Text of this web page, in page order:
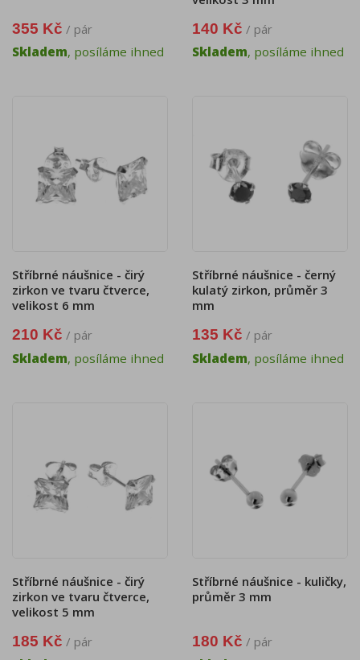
355 Kč / pár
Skladem, posíláme ihned
140 Kč / pár
Skladem, posíláme ihned
Stříbrné náušnice - čirý
zirkon ve tvaru čtverce,
velikost 6 mm
210 Kč / pár
Skladem, posíláme ihned
Stříbrné náušnice - černý
kulatý zirkon, průměr 3
mm
135 Kč / pár
Skladem, posíláme ihned
Stříbrné náušnice - čirý
zirkon ve tvaru čtverce,
velikost 5 mm
185 Kč / pár
Stříbrné náušnice - kuličky,
průměr 3 mm
180 Kč / pár